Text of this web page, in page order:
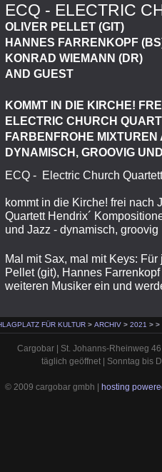
ECQ - ELECTRIC
OLIVER PELLET (GIT)
HANNES FARRENKOPF
KONRAD WIEMANN (DR)
AND GUEST
KOMMT IN DIE KIRCHE!
ELECTRIC CHURCH
FARBENFROHE
DYNAMISCH, GROOVIG
ECQ - Electric Church
kommt in die Kirche! frei nach
Quartett Hendrix´
und Jazz - dynamisch,
Mal mit Sax, mal mit Keys:
Pellet (git), Hannes
weiteren Musiker ein und
FÜR KULTUR > ARCHIV > 2021 > >
Cargobar | St. Johanns-Rheinweg
täglich geöffnet | Sonntag bis
© 2009 cargobar gmbh | hosting